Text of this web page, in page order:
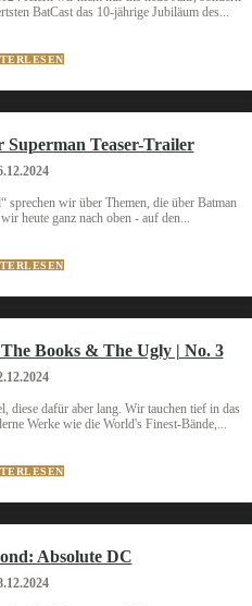
BatCast das 10-jährige Jubiläum des...
Superman Teaser-Trailer
sprechen wir über Themen, die über Batman
heute ganz nach oben - auf den...
Books & The Ugly | No. 3
diese dafür aber lang. Wir tauchen tief in das
Werke wie die World's Finest-Bände,...
Absolute DC